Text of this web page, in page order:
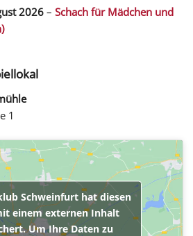
2026 – Schach für Mädchen und
1
Schweinfurt hat diesen
einem externen Inhalt
Um Ihre Daten zu